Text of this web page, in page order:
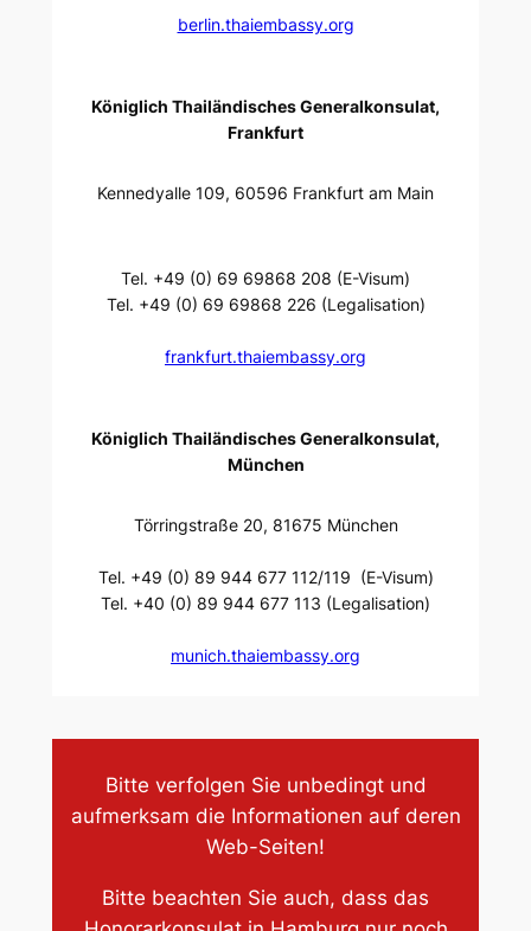
berlin.thaiembassy.org
Königlich Thailändisches Generalkonsulat,
Frankfurt
Kennedyalle 109, 60596 Frankfurt am Main
Tel. +49 (0) 69 69868 208 (E-Visum)
Tel. +49 (0) 69 69868 226 (Legalisation)
frankfurt.thaiembassy.org
Königlich Thailändisches Generalkonsulat,
München
Törringstraße 20, 81675 München
Tel. +49 (0) 89 944 677 112/119 (E-Visum)
Tel. +40 (0) 89 944 677 113 (Legalisation)
munich.thaiembassy.org
Bitte verfolgen Sie unbedingt und
aufmerksam die Informationen auf deren
Web-Seiten!
Bitte beachten Sie auch, dass das